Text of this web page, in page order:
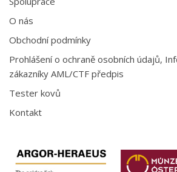
O nás
Obchodní podmínky
Prohlášení o ochraně osobních údajů,
zákazníky AML/CTF předpis
Tester kovů
Kontakt